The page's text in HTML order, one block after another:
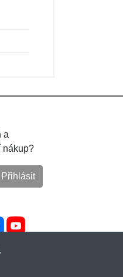
a
nákup?
Přihlásit